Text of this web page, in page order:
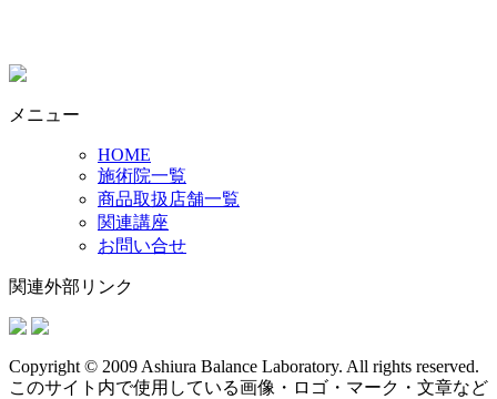
メニュー
HOME
施術院一覧
商品取扱店舗一覧
関連講座
お問い合せ
関連外部リンク
Copyright © 2009 Ashiura Balance Laboratory. All rights reserved.
このサイト内で使用している画像・ロゴ・マーク・文章など